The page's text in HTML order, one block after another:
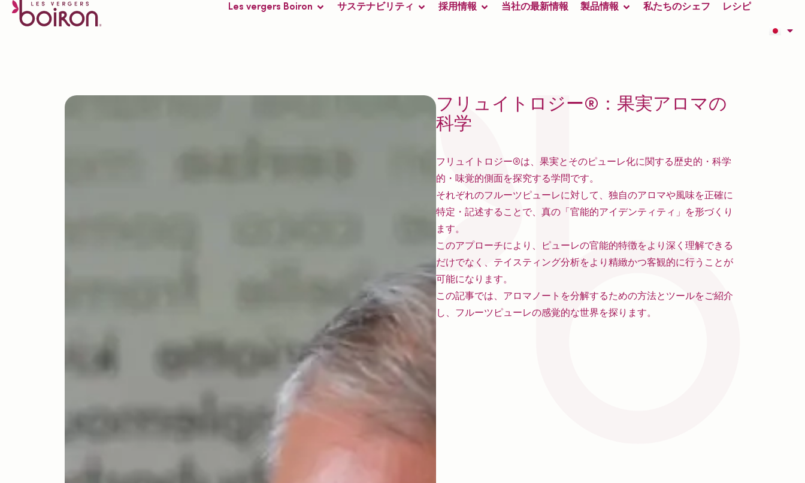
Les vergers Boiron サステナビリティ 採用情報 当社の最新情報 製品情報 私たちのシェフ レシピ
フリュイトロジー®：果実アロマの
科学
フリュイトロジー®は、果実とそのピューレ化に関する歴史的・科学
的・味覚的側面を探究する学問です。
それぞれのフルーツピューレに対して、独自のアロマや風味を正確に
特定・記述することで、真の「官能的アイデンティティ」を形づくり
ます。
このアプローチにより、ピューレの官能的特徴をより深く理解できる
だけでなく、テイスティング分析をより精緻かつ客観的に行うことが
可能になります。
この記事では、アロマノートを分解するための方法とツールをご紹介
し、フルーツピューレの感覚的な世界を探ります。